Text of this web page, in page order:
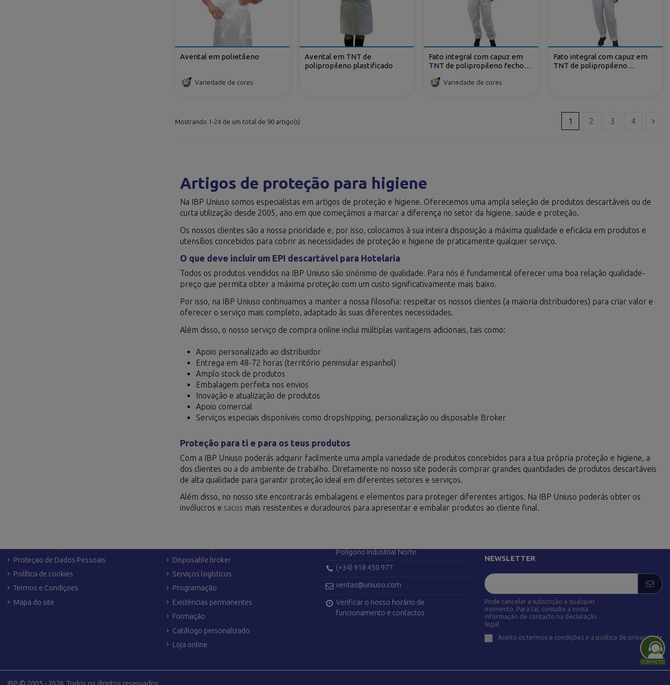
CONTACTO
Avental em polietileno
Variedade de cores
Avental em TNT de
polipropileno plastificado
Fato integral com capuz em
TNT de polipropileno fecho-
Variedade de cores
Fato integral com capuz em
TNT de polipropileno
Mostrando 1-24 de um total de 90 artigo(s) 1 2 3 4
Artigos de proteção para higiene
Na IBP Uniuso somos especialistas em artigos de proteção e higiene. Oferecemos uma ampla seleção de produtos descartáveis ou de
curta utilização desde 2005, ano em que começámos a marcar a diferença no setor da higiene, saúde e proteção.
Os nossos clientes são a nossa prioridade e, por isso, colocamos à sua inteira disposição a máxima qualidade e eficácia em produtos e
utensílios concebidos para cobrir as necessidades de proteção e higiene de praticamente qualquer serviço.
O que deve incluir um EPI descartável para Hotelaria
Todos os produtos vendidos na IBP Uniuso são sinónimo de qualidade. Para nós é fundamental oferecer uma boa relação qualidade-
preço que permita obter a máxima proteção com um custo significativamente mais baixo.
Por isso, na IBP Uniuso continuamos a manter a nossa filosofia: respeitar os nossos clientes (a maioria distribuidores) para criar valor e
oferecer o serviço mais completo, adaptado às suas diferentes necessidades.
Além disso, o nosso serviço de compra online inclui múltiplas vantagens adicionais, tais como:
Apoio personalizado ao distribuidor
Entrega em 48-72 horas (território peninsular espanhol)
Amplo stock de produtos
Embalagem perfeita nos envios
Inovação e atualização de produtos
Apoio comercial
Serviços especiais disponíveis como dropshipping, personalização ou disposable Broker
Proteção para ti e para os teus produtos
Com a IBP Uniuso poderás adquirir facilmente uma ampla variedade de produtos concebidos para a tua própria proteção e higiene, a
dos clientes ou a do ambiente de trabalho. Diretamente no nosso site poderás comprar grandes quantidades de produtos descartáveis
de alta qualidade para garantir proteção ideal em diferentes setores e serviços.
Além disso, no nosso site encontrarás embalagens e elementos para proteger diferentes artigos. Na IBP Uniuso poderás obter os
invólucros e sacos mais resistentes e duradouros para apresentar e embalar produtos ao cliente final.
Proteçao de Dados Pessoais
Política de cookies
Termos e Condiçoes
Mapa do site
OUTROS SERVIÇOS
Disposable broker
Serviços logísticos
Programação
Existências permanentes
Formação
Catálogo personalizado
Loja online
CONTATE-NOS
Polígono Industrial Norte
(+34) 918 450 977
ventas@uniuso.com
Verificar o nosso horário de
funcionamento e contactos
SIGA-NOS
NEWSLETTER
Pode cancelar a subscrição a qualquer
momento. Para tal, consulte a nossa
informação de contacto na declaração
legal.
Aceito os termos e condições e a política de privacidade